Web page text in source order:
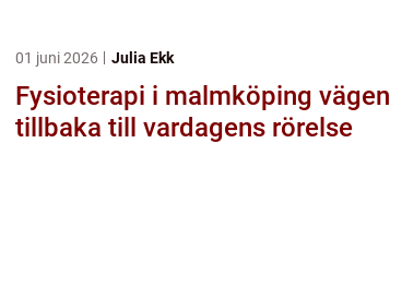
01 juni 2026 Julia Ekk
Fysioterapi i malmköping vägen
tillbaka till vardagens rörelse